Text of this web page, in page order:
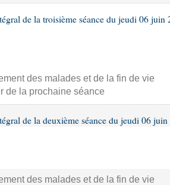
de la troisième séance du jeudi 06 juin
des malades et de la fin de vie
de la prochaine séance
de la deuxième séance du jeudi 06
des malades et de la fin de vie